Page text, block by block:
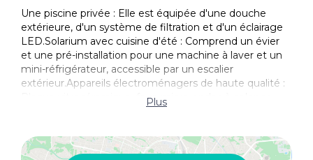
Une piscine privée : Elle est équipée d'une douche
extérieure, d'un système de filtration et d'un éclairage
LED.Solarium avec cuisine d'été : Comprend un évier
et une pré-installation pour une machine à laver et un
mini-réfrigérateur, accessible par un escalier
extérieur.Appareils électroménagers de haute qualité :
Plaque vitrocéramique, four, micro-ondes à colonne,
réfrigérateur, hotte aspirante et lave-vaisselle intégré
sanitaires en porcelaine de première qualité dans les
salles de bains, les armoires entièrement équipées avec
Plus